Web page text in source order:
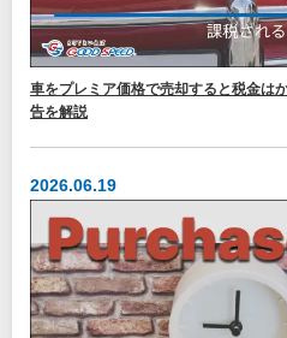
車をプレミア価格で売却すると税金は
告を解説
2026.06.19